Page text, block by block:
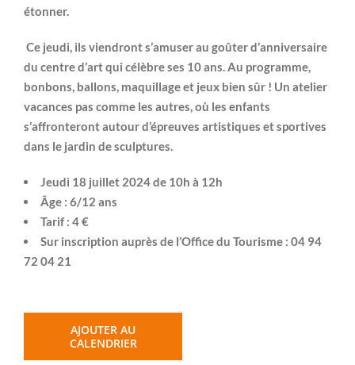
étonner.
Ce jeudi, ils viendront s’amuser au goûter d’anniversaire
du centre d’art qui célèbre ses 10 ans. Au programme,
bonbons, ballons, maquillage et jeux bien sûr ! Un atelier
vacances pas comme les autres, où les enfants
s’affronteront autour d’épreuves artistiques et sportives
dans le jardin de sculptures.
Jeudi 18 juillet 2024 de 10h à 12h
Âge : 6/12 ans
Tarif : 4 €
Sur inscription auprès de l’Office du Tourisme : 04 94
72 04 21
AJOUTER AU
CALENDRIER